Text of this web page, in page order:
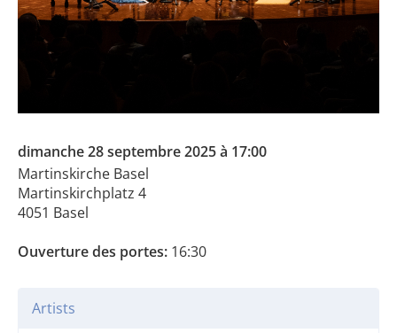
dimanche 28 septembre 2025 à 17:00
Martinskirche Basel
Martinskirchplatz 4
4051 Basel
Ouverture des portes: 16:30
Artists